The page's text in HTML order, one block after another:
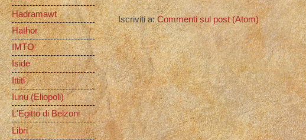
Iscriviti a:Commenti sul post (Atom)
Hadramawt
Hathor
IMTO
Iside
Ittiti
Iunu (Eliopoli)
L'Egitto di Belzoni
Libri